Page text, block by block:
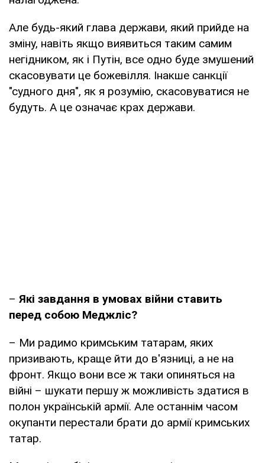
Але будь-який глава держави, який прийде на
зміну, навіть якщо виявиться таким самим
негідником, як і Путін, все одно буде змушений
скасовувати це божевілля. Інакше санкції
"судного дня", як я розумію, скасовуватися не
будуть. А це означає крах держави.
– Які завдання в умовах війни ставить
перед собою Меджліс?
– Ми радимо кримським татарам, яких
призивають, краще йти до в'язниці, а не на
фронт. Якщо вони все ж таки опиняться на
війні – шукати першу ж можливість здатися в
полон українській армії. Але останнім часом
окупанти перестали брати до армії кримських
татар.